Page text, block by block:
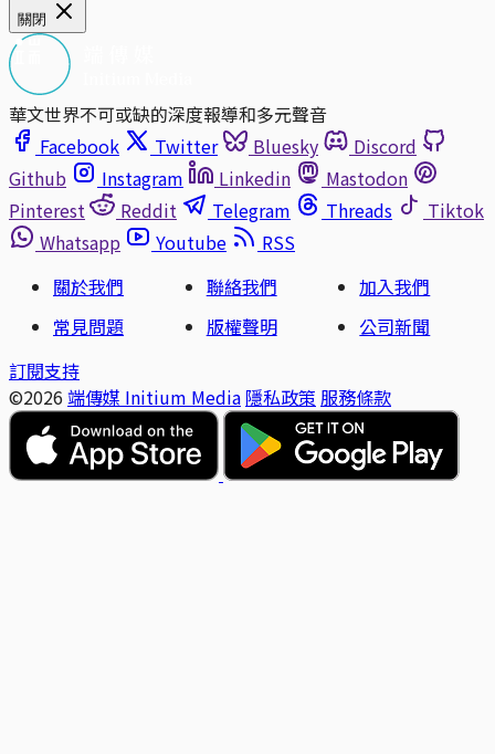
關閉
華文世界不可或缺的深度報導和多元聲音
Facebook
Twitter Bluesky
Discord
Github
Instagram Linkedin
Mastodon
Pinterest
Reddit Telegram Threads
Tiktok
Whatsapp
Youtube
RSS
關於我們
聯絡我們
加入我們
常見問題
版權聲明
公司新聞
訂閱支持
©2026 端傳媒 Initium Media 隱私政策 服務條款